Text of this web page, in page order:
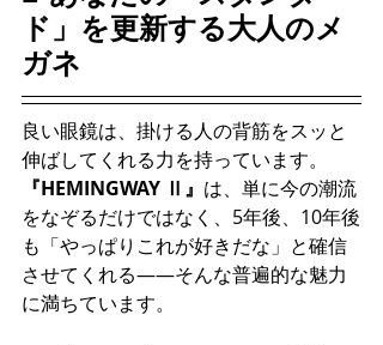
ド」を更新する大人のメ
ガネ
良い眼鏡は、掛ける人の背筋をスッと
伸ばしてくれる力を持っています。
『HEMINGWAY Ⅱ』 は、単に今の潮流
をなぞるだけではなく、5年後、10年後
も「やっぱりこれが好きだな」と確信
させてくれる——そんな普遍的な魅力
に満ちています。